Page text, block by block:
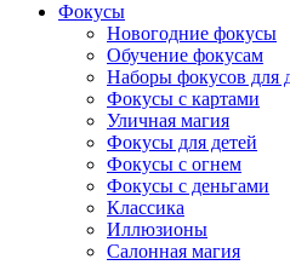
Фокусы
Новогодние фокусы
Обучение фокусам
Наборы фокусов для
Фокусы с картами
Уличная магия
Фокусы для детей
Фокусы с огнем
Фокусы с деньгами
Классика
Иллюзионы
Салонная магия